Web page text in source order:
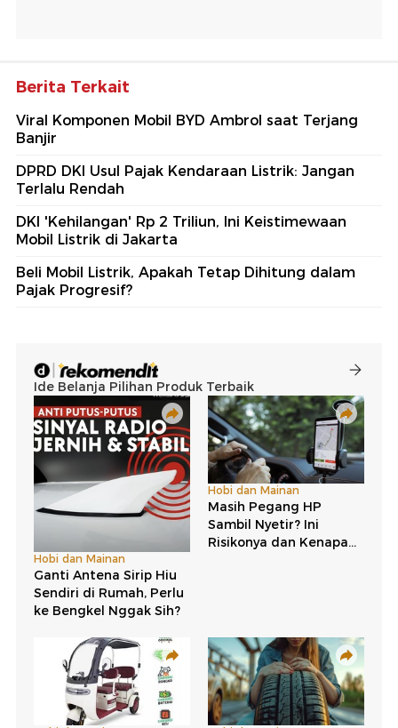
Berita Terkait
Viral Komponen Mobil BYD Ambrol saat Terjang
Banjir
DPRD DKI Usul Pajak Kendaraan Listrik: Jangan
Terlalu Rendah
DKI 'Kehilangan' Rp 2 Triliun, Ini Keistimewaan
Mobil Listrik di Jakarta
Beli Mobil Listrik, Apakah Tetap Dihitung dalam
Pajak Progresif?